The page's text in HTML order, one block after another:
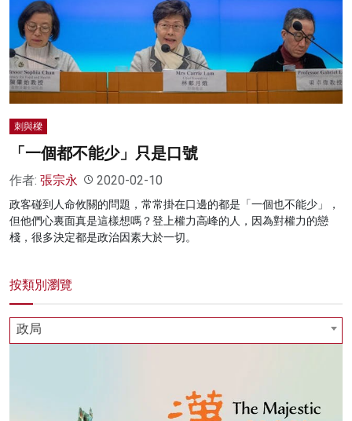
名家榜
灼見活動
關於我們
刺與樑
「一個都不能少」只是口號
作者: 張宗永 2020-02-10
政客碰到人命攸關的問題，常常掛在口邊的都是「一個也不能少」，
但他們心裏面真是這樣想嗎？登上權力高峰的人，因為對權力的戀
棧，很多決定都是政治因素大於一切。
按類別瀏覽
政局